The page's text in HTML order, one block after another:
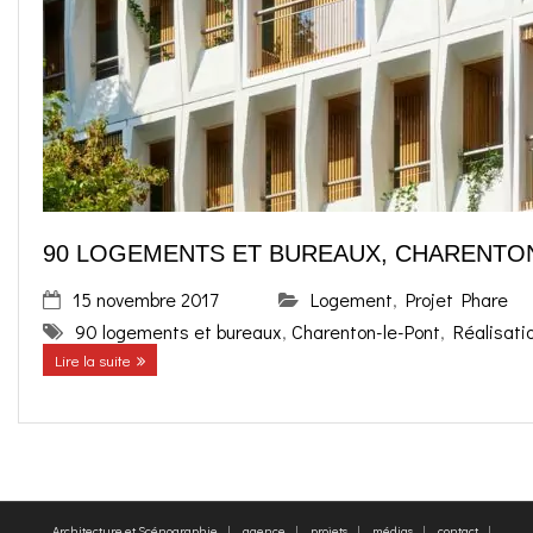
o
k
g
r
a
contact
FR
EN
90 LOGEMENTS ET BUREAUX,
15 novembre 2017 Logement, Projet Phare
90 logements et bureaux, Charenton-le-Pont,
Lire la suite